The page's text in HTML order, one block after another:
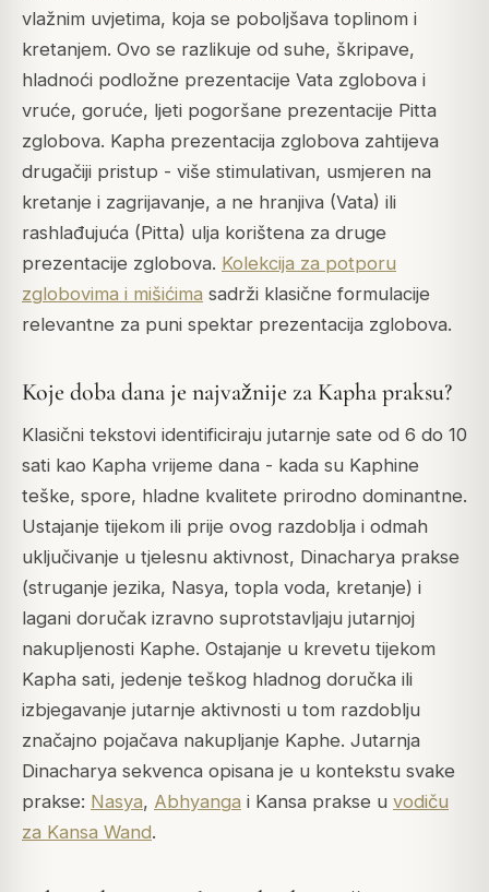
vlažnim uvjetima, koja se poboljšava toplinom i
kretanjem. Ovo se razlikuje od suhe, škripave,
hladnoći podložne prezentacije Vata zglobova i
vruće, goruće, ljeti pogoršane prezentacije Pitta
zglobova. Kapha prezentacija zglobova zahtijeva
drugačiji pristup - više stimulativan, usmjeren na
kretanje i zagrijavanje, a ne hranjiva (Vata) ili
rashlađujuća (Pitta) ulja korištena za druge
prezentacije zglobova. Kolekcija za potporu
zglobovima i mišićima sadrži klasične formulacije
relevantne za puni spektar prezentacija zglobova.
Koje doba dana je najvažnije za Kapha praksu?
Klasični tekstovi identificiraju jutarnje sate od 6 do 10
sati kao Kapha vrijeme dana - kada su Kaphine
teške, spore, hladne kvalitete prirodno dominantne.
Ustajanje tijekom ili prije ovog razdoblja i odmah
uključivanje u tjelesnu aktivnost, Dinacharya prakse
(struganje jezika, Nasya, topla voda, kretanje) i
lagani doručak izravno suprotstavljaju jutarnjoj
nakupljenosti Kaphe. Ostajanje u krevetu tijekom
Kapha sati, jedenje teškog hladnog doručka ili
izbjegavanje jutarnje aktivnosti u tom razdoblju
značajno pojačava nakupljanje Kaphe. Jutarnja
Dinacharya sekvenca opisana je u kontekstu svake
prakse: Nasya, Abhyanga i Kansa prakse u vodiču
za Kansa Wand.